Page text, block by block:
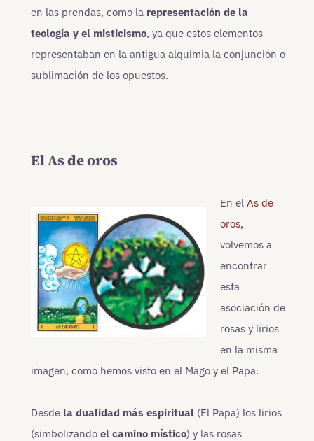
en las prendas, como la representación de la
teología y el misticismo, ya que estos elementos
representaban en la antigua alquimia la conjunción o
sublimación de los opuestos.
El As de oros
En el As de
oros,
volvemos a
encontrar
esta
asociación de
rosas y lirios
en la misma
imagen, como hemos visto en el Mago y el Papa.
Desde la dualidad más espiritual (El Papa) los lirios
(simbolizando el camino místico) y las rosas